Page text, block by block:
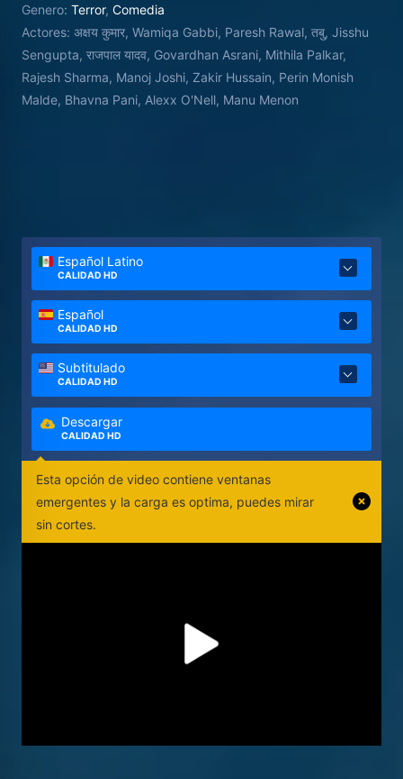
Genero: Terror, Comedia
Actores: अक्षय कुमार, Wamiqa Gabbi, Paresh Rawal, तबु, Jisshu
Sengupta, राजपाल यादव, Govardhan Asrani, Mithila Palkar,
Rajesh Sharma, Manoj Joshi, Zakir Hussain, Perin Monish
Malde, Bhavna Pani, Alexx O'Nell, Manu Menon
Español Latino
CALIDAD HD
Español
CALIDAD HD
Subtitulado
CALIDAD HD
Descargar
CALIDAD HD
Esta opción de video contiene ventanas
emergentes y la carga es optima, puedes mirar
sin cortes.